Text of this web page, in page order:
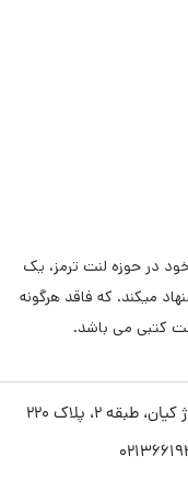
ای مناسب و انجام
. و شما را متحمل هزینه
تکنولوژی های روز دنیا
راننده به صورت
. و کارایی و عملکرد آن
در حوزه لنت ترمز، یک
میکند. که فاقد هرگونه
کتبی می باشد.
2، پلاک 220